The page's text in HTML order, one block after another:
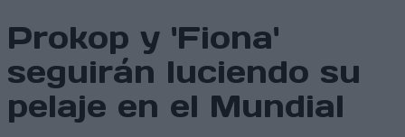
Prokop y 'Fiona'
seguirán luciendo su
pelaje en el Mundial